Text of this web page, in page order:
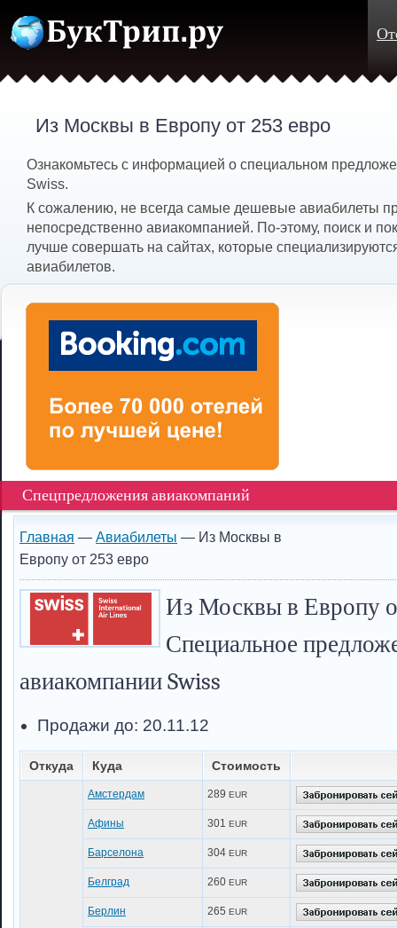
Из Москвы в Европу от 253 евро
Ознакомьтесь с информацией о специальном
Swiss.
К сожалению, не всегда самые дешевые авиабилеты
непосредственно авиакомпанией. По-этому, поиск и
лучше совершать на сайтах, которые
авиабилетов.
Спецпредложения авиакомпаний
Главная — Авиабилеты — Из Москвы в
Европу от 253 евро
Из Москвы в Европу
Специальное
авиакомпании Swiss
Продажи до: 20.11.12
Откуда Куда Стоимость
Амстердам 289 EUR
Афины 301 EUR
Барселона 304 EUR
Белград 260 EUR
Берлин 265 EUR